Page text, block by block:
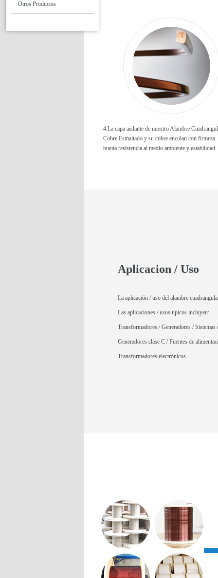
4.La capa aislante de nuestro Alambre
Cobre Esmaltado y su cobre encolan con firmeza.
buena resistencia al medio ambiente y estabilidad.
Aplicacion / Uso
La aplicación / uso del alambre
Las aplicaciones / usos típicos incluyen:
Transformadores / Generadores /
Generadores clase C / Fuentes de
Transformadores electrónicos.
Otros Productos